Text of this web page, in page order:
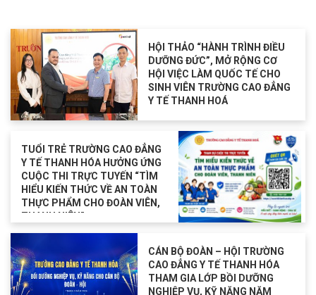
HỘI THẢO “HÀNH TRÌNH ĐIỀU
DƯỠNG ĐỨC”, MỞ RỘNG CƠ
HỘI VIỆC LÀM QUỐC TẾ CHO
SINH VIÊN TRƯỜNG CAO ĐẲNG
Y TẾ THANH HOÁ
TUỔI TRẺ TRƯỜNG CAO ĐẲNG
Y TẾ THANH HÓA HƯỞNG ỨNG
CUỘC THI TRỰC TUYẾN “TÌM
HIỂU KIẾN THỨC VỀ AN TOÀN
THỰC PHẨM CHO ĐOÀN VIÊN,
THANH NIÊN”
CÁN BỘ ĐOÀN – HỘI TRƯỜNG
CAO ĐẲNG Y TẾ THANH HÓA
THAM GIA LỚP BỒI DƯỠNG
NGHIỆP VỤ, KỸ NĂNG NĂM